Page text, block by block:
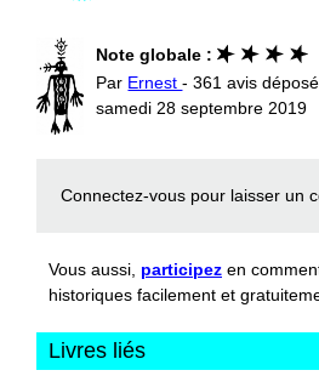
Note globale :
Par Ernest- 361 avis
samedi 28 septembre 2019
Connectez-vous pour laisser un
Vous aussi, participez en
historiques facilement et
Livres liés